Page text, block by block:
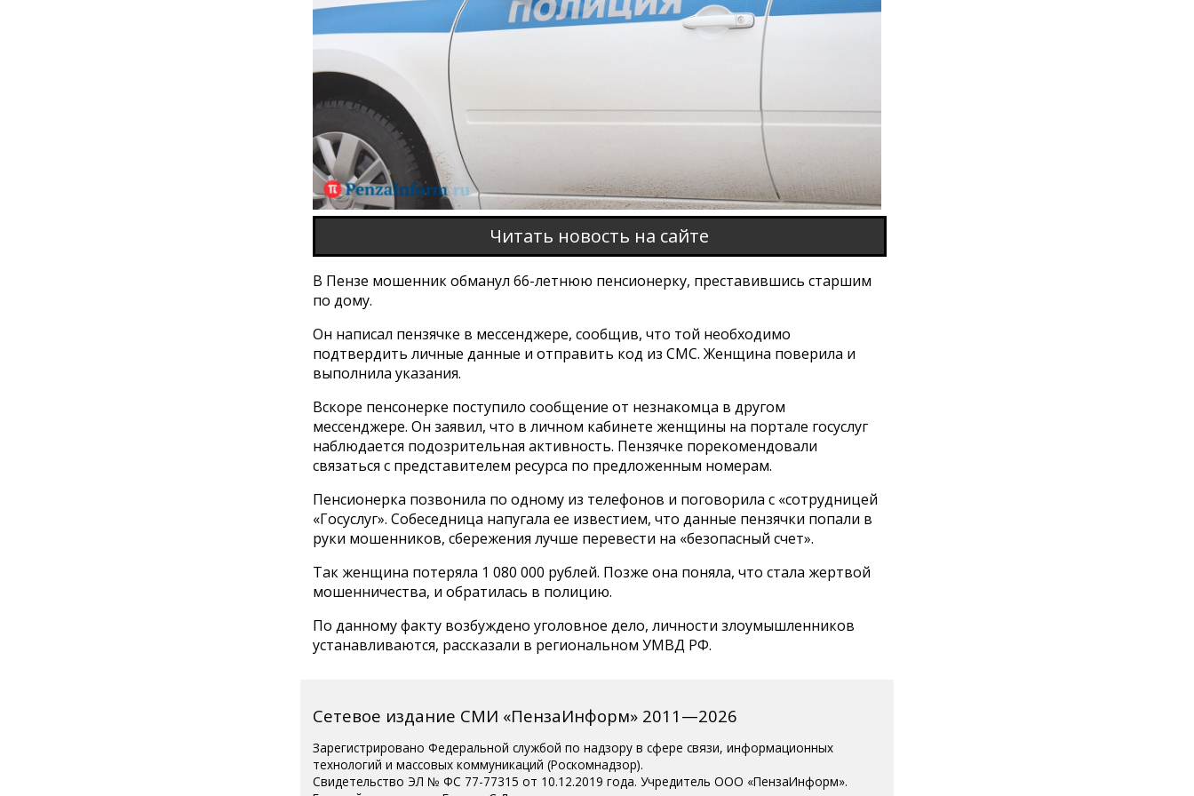
Читать новость на сайте
В Пензе мошенник обманул 66-летнюю пенсионерку, преставившись старшим
по дому.
Он написал пензячке в мессенджере, сообщив, что той необходимо
подтвердить личные данные и отправить код из СМС. Женщина поверила и
выполнила указания.
Вскоре пенсонерке поступило сообщение от незнакомца в другом
мессенджере. Он заявил, что в личном кабинете женщины на портале госуслуг
наблюдается подозрительная активность. Пензячке порекомендовали
связаться с представителем ресурса по предложенным номерам.
Пенсионерка позвонила по одному из телефонов и поговорила с «сотрудницей
«Госуслуг». Собеседница напугала ее известием, что данные пензячки попали в
руки мошенников, сбережения лучше перевести на «безопасный счет».
Так женщина потеряла 1 080 000 рублей. Позже она поняла, что стала жертвой
мошенничества, и обратилась в полицию.
По данному факту возбуждено уголовное дело, личности злоумышленников
устанавливаются, рассказали в региональном УМВД РФ.
Сетевое издание СМИ «ПензаИнформ» 2011—2026
Зарегистрировано Федеральной службой по надзору в сфере связи, информационных
технологий и массовых коммуникаций (Роскомнадзор).
Свидетельство ЭЛ № ФС 77-77315 от 10.12.2019 года. Учредитель ООО «ПензаИнформ».